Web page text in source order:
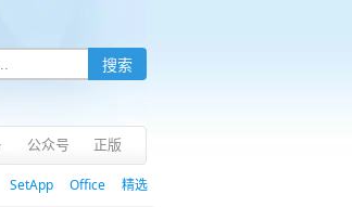
公众号 正版
SetApp Office 精选